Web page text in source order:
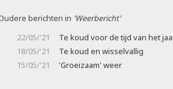
berichten in 'Weerbericht'
22/05/'21
Te koud voor de tijd van het
18/05/'21
Te koud en wisselvallig
15/05/'21
'Groeizaam' weer